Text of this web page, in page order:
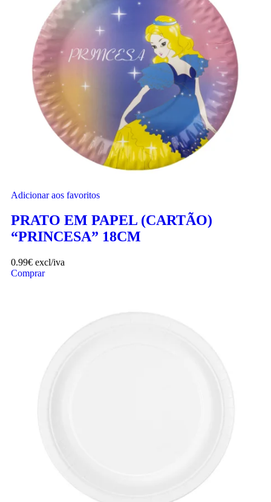
Adicionar aos favoritos
PRATO EM PAPEL (CARTÃO)
“PRINCESA” 18CM
0.99€ excl/iva
Comprar